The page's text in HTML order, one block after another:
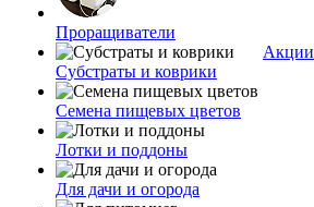
Проращиватели
Субстраты и коврики
Семена пищевых цветов
Лотки и поддоны
Для дачи и огорода
Акции